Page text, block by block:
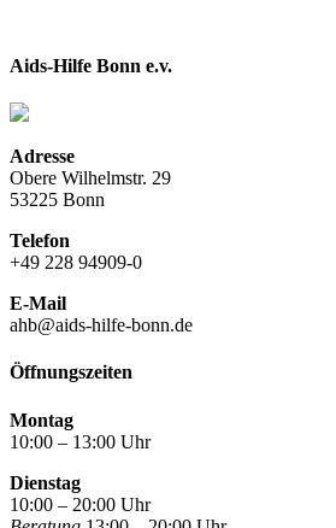
Aids-Hilfe Bonn e.v.
Adresse
Obere Wilhelmstr. 29
53225 Bonn
Telefon
+49 228 94909-0
E-Mail
ahb@aids-hilfe-bonn.de
Öffnungszeiten
Montag
10:00 – 13:00 Uhr
Dienstag
10:00 – 20:00 Uhr